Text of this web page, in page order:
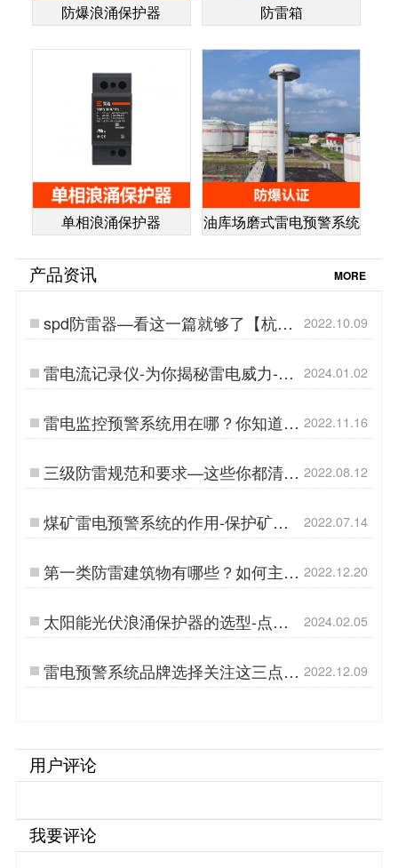
防爆浪涌保护器 防雷箱
单相浪涌保护器 油库场磨式雷电预警系统
产品资讯 MORE
spd防雷器—看这一篇就够了【杭州
易造】…
2022.10.09
雷电流记录仪-为你揭秘雷电威力-易
造防雷…
2024.01.02
雷电监控预警系统用在哪？你知道几
个？【易造防雷】…
2022.11.16
三级防雷规范和要求—这些你都清楚
吗【杭州易造】…
2022.08.12
煤矿雷电预警系统的作用-保护矿区
防雷供电安全【杭州易造】…
2022.07.14
第一类防雷建筑物有哪些？如何主动
防雷？值得一看【易造防雷】…
2022.12.20
太阳能光伏浪涌保护器的选型-点击
获取选型卡-易造防雷…
2024.02.05
雷电预警系统品牌选择关注这三点，
让您避免踩坑！【易造防雷】…
2022.12.09
用户评论
我要评论